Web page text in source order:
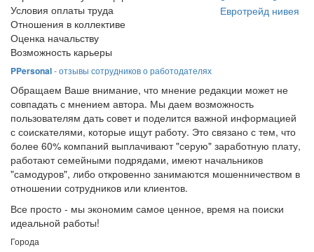
Условия оплаты труда
Отношения в коллективе
Оценка начальству
Возможность карьеры
Евротрейд нивея
PPersonal- отзывы сотрудников о работодателях
Обращаем Ваше внимание, что мнение редакции может не
совпадать с мнением автора. Мы даем возможность
пользователям дать совет и поделится важной информацией
с соискателями, которые ищут работу. Это связано с тем, что
более 60% компаний выплачивают "серую" заработную плату,
работают семейными подрядами, имеют начальников
"самодуров", либо откровенно занимаются мошенничеством в
отношении сотрудников или клиентов.
Все просто - мы экономим самое ценное, время на поиски
идеальной работы!
Города